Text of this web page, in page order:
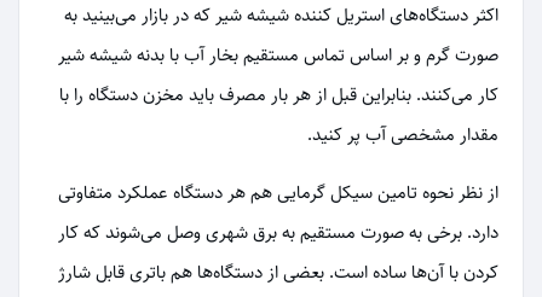
اکثر دستگاه‌های استریل کننده شیشه شیر که در بازار می‌بینید به
صورت گرم و بر اساس تماس مستقیم بخار آب با بدنه شیشه شیر
کار می‌کنند. بنابراین قبل از هر بار مصرف باید مخزن دستگاه را با
مقدار مشخصی آب پر کنید.
از نظر نحوه تامین سیکل گرمایی هم هر دستگاه عملکرد متفاوتی
دارد. برخی به صورت مستقیم به برق شهری وصل می‌شوند که کار
کردن با آن‌ها ساده است. بعضی از دستگاه‌ها هم باتری قابل شارژ